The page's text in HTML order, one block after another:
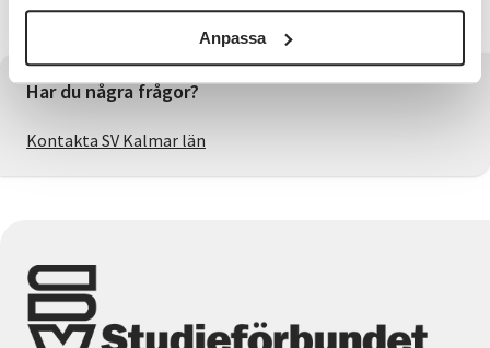
Anpassa
erbjuder Folkbildningens dag.
Har du några frågor?
Kontakta SV Kalmar län